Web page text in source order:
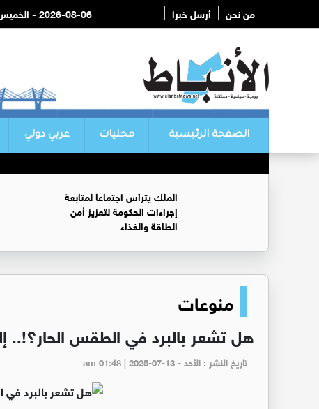
من نحن أرسل خبرا 2026-08-06 - الخميس
الصفحة الرئيسية محليات عربي دولي
الملك يترأس اجتماعا لمتابعة
إجراءات الحكومة لتعزيز أمن
الطاقة والغذاء
منوعات
هل تشعر بالبرد في الطقس الحار؟!..
تاريخ النشر : الأحد - am 01:48 | 2025-07-13